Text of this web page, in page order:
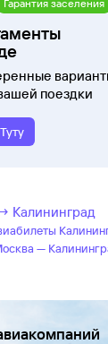
Гарантия заселения
поездки
Калининград
—